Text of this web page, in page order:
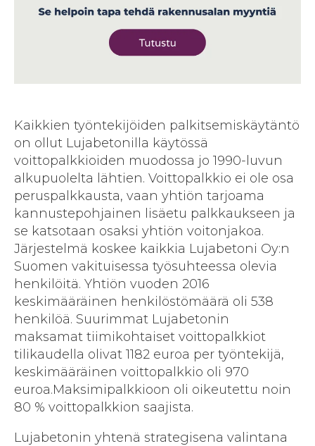
Kaikkien työntekijöiden palkitsemiskäytäntö
on ollut Lujabetonilla käytössä
voittopalkkioiden muodossa jo 1990-luvun
alkupuolelta lähtien. Voittopalkkio ei ole osa
peruspalkkausta, vaan yhtiön tarjoama
kannustepohjainen lisäetu palkkaukseen ja
se katsotaan osaksi yhtiön voitonjakoa.
Järjestelmä koskee kaikkia Lujabetoni Oy:n
Suomen vakituisessa työsuhteessa olevia
henkilöitä. Yhtiön vuoden 2016
keskimääräinen henkilöstömäärä oli 538
henkilöä. Suurimmat Lujabetonin
maksamat tiimikohtaiset voittopalkkiot
tilikaudella olivat 1182 euroa per työntekijä,
keskimääräinen voittopalkkio oli 970
euroa.Maksimipalkkioon oli oikeutettu noin
80 % voittopalkkion saajista.
Lujabetonin yhtenä strategisena valintana